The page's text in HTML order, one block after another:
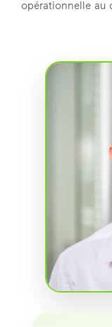
opérationnelle au